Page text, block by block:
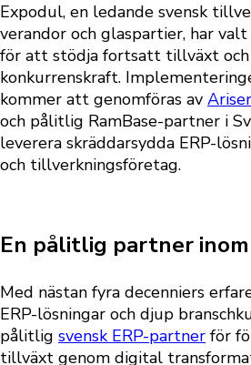
Expodul, en ledande svensk
verandor och glaspartier, har valt
för att stödja fortsatt tillväxt och
konkurrenskraft.
kommer att genomföras av Ariser
och pålitlig RamBase-partner i
leverera skräddarsydda ERP-
och tillverkningsföretag.
En pålitlig partner
Med nästan fyra decenniers
ERP-lösningar och djup
pålitlig svensk ERP-partner för
tillväxt genom digital